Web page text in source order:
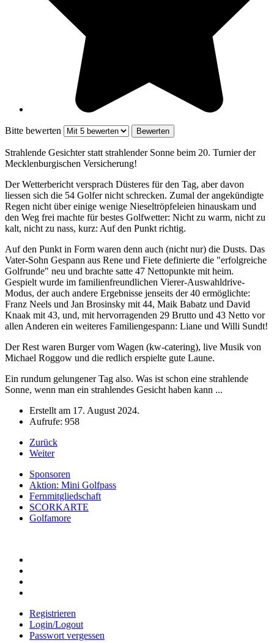
Bitte bewerten
Strahlende Gesichter statt strahlender Sonne beim 20. Turnier der
Mecklenburgischen Versicherung!
Der Wetterbericht versprach Düsteres für den Tag, aber davon
liessen sich die 54 Golfer nicht schrecken. Zumal der angekündigte
Regen nicht über einige wenige Nieseltröpfeleien hinauskam und
den Weg frei machte für bestes Golfwetter: Nicht zu warm, nicht zu
kalt, nicht zu nass, kurz: Auf den Punkt richtig.
Auf den Punkt in Form waren denn auch (nicht nur) die Dusts. Das
Vater-Sohn Gespann aus Rene und Fiete definierte die "erfolgreiche
Golfrunde" neu und brachte satte 47 Nettopunkte mit heim.
Gespielt wurde im familienfreundlichen Vierer-Auswahldrive-
Modus, der auch andere Ergebnisse jenseits der 40 ermöglichte:
Franz Neels und Jan Brosinsky mit 44, Maik Babatz und David
Knaak mit 43, und, mit hervorragenden 29 Brutto und 43 Netto vor
allen Anderen ein weiteres Familiengespann: Liane und Willi Sundt!
Der Rest waren Burger vom Wagen (kw-catering), live Musik von
Michael Roggow und die redlich erspielte gute Laune.
Ein rundum gelungener Tag also. Was ist schon eine strahlende
Sonne, wenn man ein strahlendes Gesicht haben kann ...
Erstellt am 17. August 2024.
Aufrufe: 958
Zurück
Weiter
Sponsoren
Aktion: Mini Golfpass
Fernmitgliedschaft
SCORKARTE
Golfamore
Registrieren
Login/Logout
Passwort vergessen